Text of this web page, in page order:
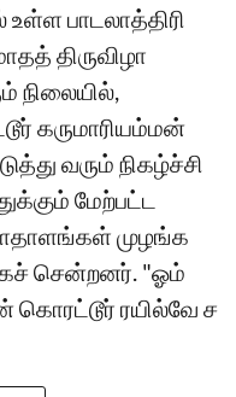
பாடலாத்திரி
திருவிழா
நிலையில்,
கருமாரியம்மன்
வரும் நிகழ்ச்சி
மேற்பட்ட
முழங்க
சென்றனர். "ஓம்
கொரட்டூர் ரயில்வே ச